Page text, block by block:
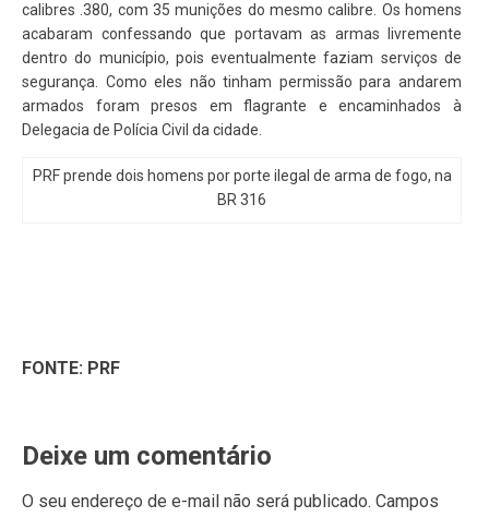
calibres .380, com 35 munições do mesmo calibre. Os homens
acabaram confessando que portavam as armas livremente
dentro do município, pois eventualmente faziam serviços de
segurança. Como eles não tinham permissão para andarem
armados foram presos em flagrante e encaminhados à
Delegacia de Polícia Civil da cidade.
PRF prende dois homens por porte ilegal de arma de fogo, na
BR 316
FONTE: PRF
Deixe um comentário
O seu endereço de e-mail não será publicado. Campos